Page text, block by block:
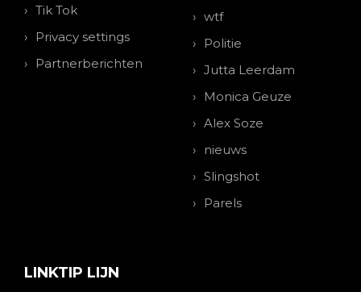
Tik Tok
Privacy settings
Partnerberichten
wtf
Politie
Jutta Leerdam
Monica Geuze
Alex Soze
nieuws
Slingshot
Parels
LINKTIP LIJN